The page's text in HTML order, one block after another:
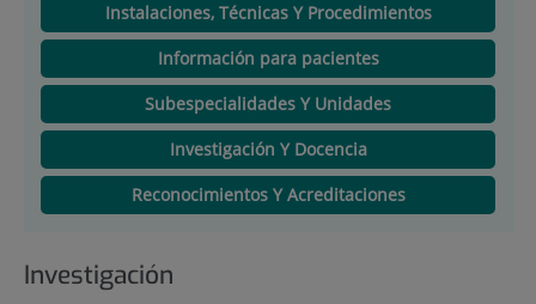
Instalaciones, Técnicas Y Procedimientos
Información para pacientes
Subespecialidades Y Unidades
Investigación Y Docencia
Reconocimientos Y Acreditaciones
Investigación